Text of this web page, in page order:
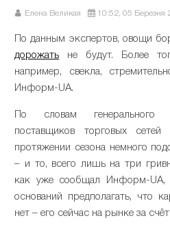
Елена Великая 10:52, 05 Березня
По данным экспертов, овощи
дорожать не будут. Более
например, свекла,
Информ-UA.
По словам генерального
поставщиков торговых
протяжении сезона немного
– и то, всего лишь на три
как уже сообщал Информ-UA,
оснований предполагать, что
нет – его сейчас на рынке за